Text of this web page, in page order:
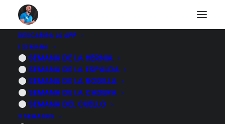
DESCARGA LA APP
1 SEMANA
SEMANA DE LA HERNIA
SEMANA DE LA ESPALDA
SEMANA DE LA RODILLA
SEMANA DE LA CADERA
SEMANA DEL CUELLO
3 SEMANAS
7 ejercicios para
cuidar la espalda
13 NOVIEMBRE, 2022